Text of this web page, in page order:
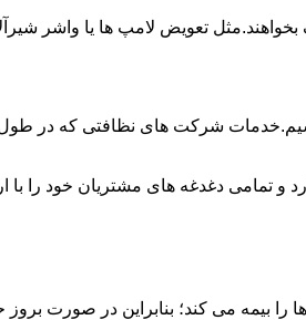
تعویض لامپ ها یا واشر
شرکت های نظافتی که در طول
تمامی دغدغه های مشتریان خود را با
بیمه می کند؛ بنابراین در صورت بروز